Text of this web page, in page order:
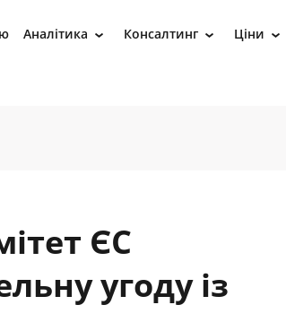
Аналітика › Консалтинг › Ціни ›
ЄС
угоду із